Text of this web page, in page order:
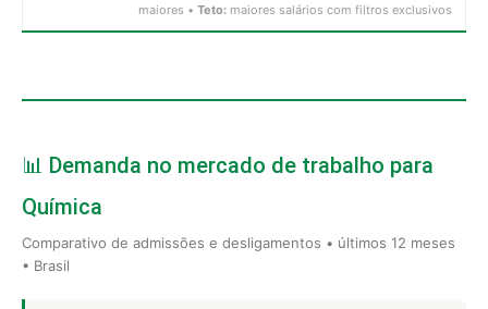
maiores • Teto: maiores salários com filtros exclusivos
📊 Demanda no mercado de trabalho para
Química
Comparativo de admissões e desligamentos • últimos 12 meses
• Brasil